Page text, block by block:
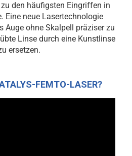
den häufigsten Eingriffen in
Eine neue Lasertechnologie
Auge ohne Skalpell präziser zu
Linse durch eine Kunstlinse
ersetzen.
FEMTO-LASER?